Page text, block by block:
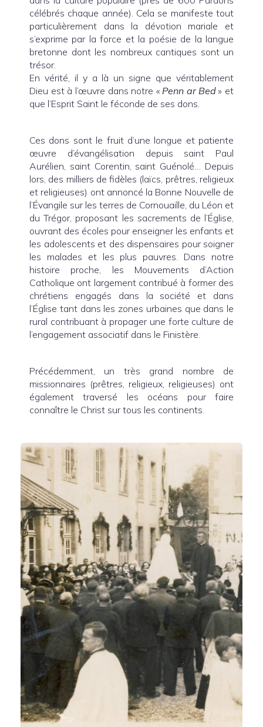
célébrés chaque année). Cela se manifeste tout
particulièrement dans la dévotion mariale et
s’exprime par la force et la poésie de la langue
bretonne dont les nombreux cantiques sont un
trésor.
En vérité, il y a là un signe que véritablement
Dieu est à l’œuvre dans notre « Penn ar Bed » et
que l’Esprit Saint le féconde de ses dons.
Ces dons sont le fruit d’une longue et patiente
œuvre d’évangélisation depuis saint Paul
Aurélien, saint Corentin, saint Guénolé… Depuis
lors, des milliers de fidèles (laïcs, prêtres, religieux
et religieuses) ont annoncé la Bonne Nouvelle de
l’Évangile sur les terres de Cornouaille, du Léon et
du Trégor, proposant les sacrements de l’Église,
ouvrant des écoles pour enseigner les enfants et
les adolescents et des dispensaires pour soigner
les malades et les plus pauvres. Dans notre
histoire proche, les Mouvements d’Action
Catholique ont largement contribué à former des
chrétiens engagés dans la société et dans
l’Église tant dans les zones urbaines que dans le
rural contribuant à propager une forte culture de
l’engagement associatif dans le Finistère.
Précédemment, un très grand nombre de
missionnaires (prêtres, religieux, religieuses) ont
également traversé les océans pour faire
connaître le Christ sur tous les continents.